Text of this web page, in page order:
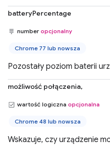
batteryPercentage
number opcjonalny
Chrome 77 lub nowsza
Pozostały poziom baterii
możliwość połączenia,
wartość logiczna opcjonalna
Chrome 48 lub nowsza
Wskazuje, czy urządzenie